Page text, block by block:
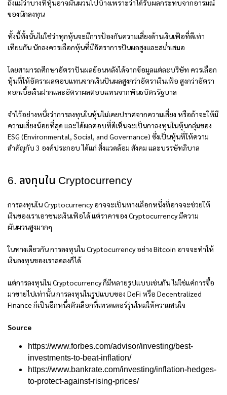
ถึงแม้ว่าบางทีหุ้นอาจผันผวนไปบ้างเพราะว่าได้รับผลกระทบจากอารมณ์
ของนักลงทุน
ทั้งนี้ทั้งนั้นไม่ใช่ว่าทุกหุ้นจะมีการป้องกันความเสี่ยงด้านเงินเฟ้อที่ดีเท่า
เทียมกัน นักลงควรเลือกหุ้นที่มีอัตราการปันผลสูงและสม่ำเสมอ
โดยสามารถศึกษาอัตราปันผลย้อนหลังได้จากข้อมูลแต่ละบริษัท ควรเลือก
หุ้นที่ให้อัตราผลตอบแทนจากเงินปันผลสูงกว่าอัตราเงินเฟ้อ สูงกว่าอัตรา
ดอกเบี้ยเงินฝากและอัตราผลตอบแทนจากพันธบัตรรัฐบาล
จำไว้อย่างหนึ่งว่าการลงทุนในหุ้นไม่เคยปราศจากความเสี่ยง หรือถ้าจะให้มี
ความเสี่ยงน้อยที่สุด และได้ผลตอบที่ดีเห็นจะเป็นกาลงทุนในหุ้นกลุ่มของ
ESG (Environmental, Social, and Governance) ซึ่งเป็นหุ้นที่ให้ความ
สำคัญกับ 3 องค์ประกอบ ได้แก่ สิ่งแวดล้อม สังคม และบรรษัทภิบาล
6. ลงทุนใน Cryptocurrency
การลงทุนใน Cryptocurrency อาจจะเป็นทางเลือกหนึ่งที่อาจจะช่วยให้
เงินของเราเอาชนะเงินเฟ้อได้ แต่ราคาของ Cryptocurrency มีความ
ผันผวนสูงมากๆ
ในทางเดียวกัน การลงทุนใน Cryptocurrency อย่าง Bitcoin อาจจะทำให้
เงินลงทุนของเราลดลงก็ได้
แต่การลงทุนใน Cryptocurrency ก็มีหลายรูปแบบเช่นกัน ไม่ใช่แค่การซื้อ
มาขายไปเท่านั้น การลงทุนในรูปแบบของ DeFi หรือ Decentralized
Finance ก็เป็นอีกหนึ่งตัวเลือกที่เทรดเดอร์รุ่นใหม่ให้ความสนใจ
Source
https://www.forbes.com/advisor/investing/best-
investments-to-beat-inflation/
https://www.bankrate.com/investing/inflation-hedges-
to-protect-against-rising-prices/